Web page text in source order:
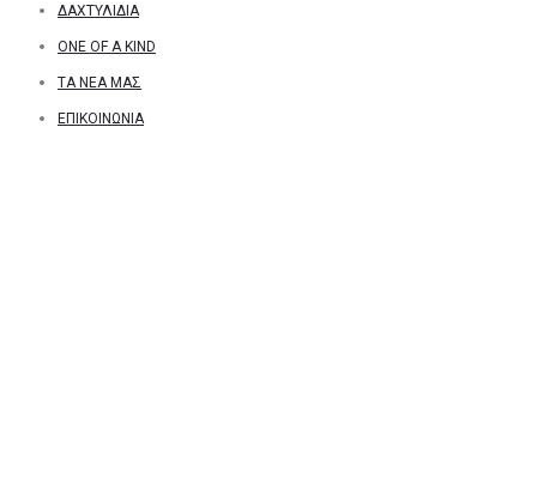
ΔΑΧΤΥΛΊΔΙΑ
ONE OF A KIND
ΤΑ ΝΕΑ ΜΑΣ
ΕΠΙΚΟΙΝΩΝΊΑ